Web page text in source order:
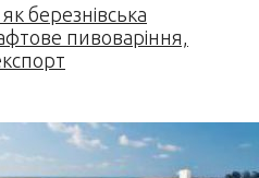
березнівська
пивоваріння,